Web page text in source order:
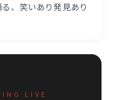
、笑いあり発見あり
LIVE